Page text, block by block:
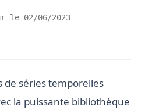
le 02/06/2023
de séries temporelles
la puissante bibliothèque